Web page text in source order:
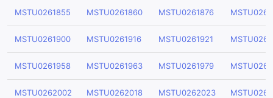
MSTU0261855 MSTU0261860 MSTU0261876
MSTU0261900 MSTU0261916 MSTU0261921
MSTU0261958 MSTU0261963 MSTU0261979
MSTU0262002 MSTU0262018 MSTU0262023